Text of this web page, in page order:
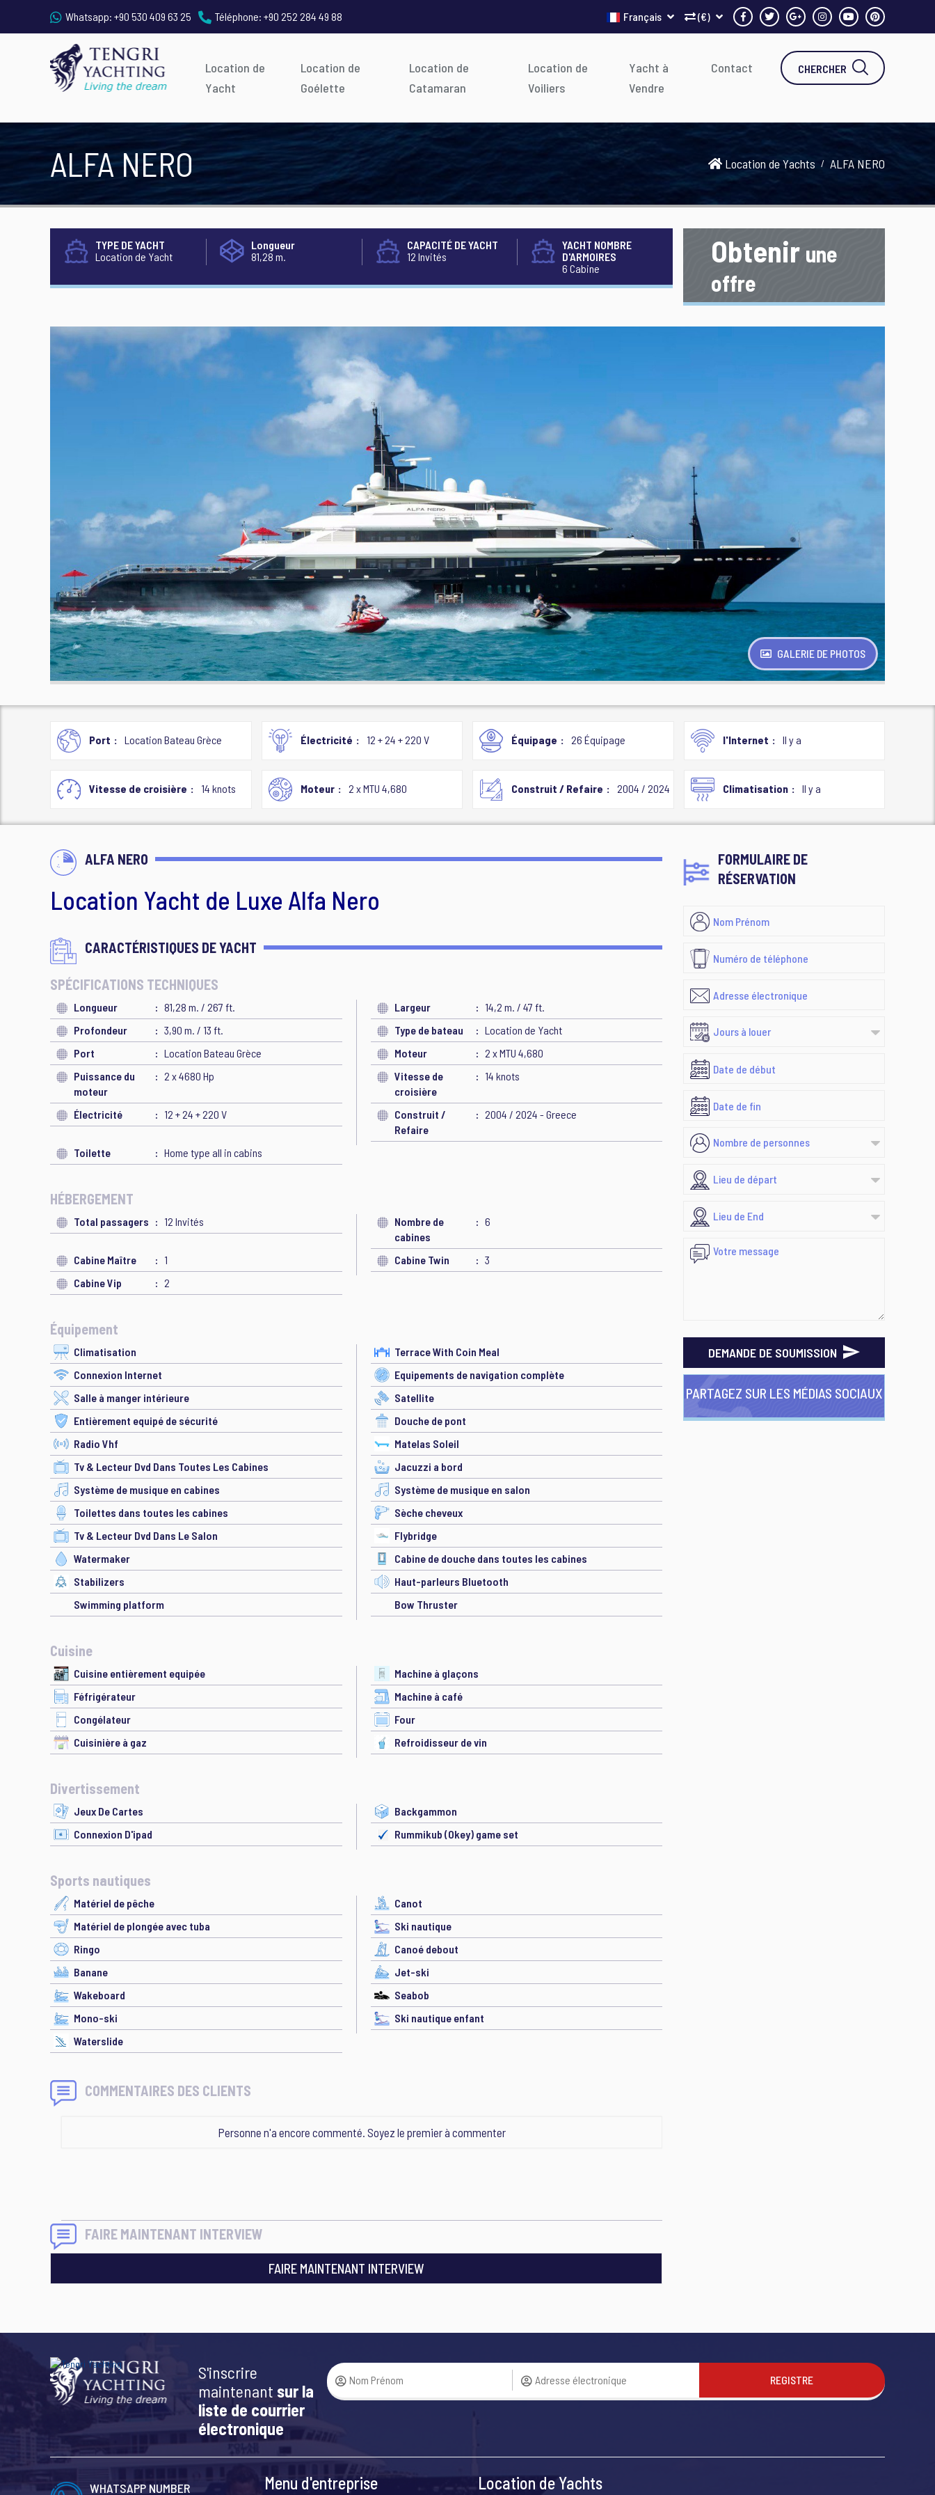
Whatsapp: +90 530 409 63 25 Téléphone: +90 252 284 49 88 (€)
Français
Location de
Yacht
Location de
Goélette
Location de
Catamaran
Location de
Voiliers
Yacht à
Vendre
Contact CHERCHER
ALFA NERO Location de Yachts ALFA NERO
TYPE DE YACHT
Location de Yacht
Longueur
81,28 m.
CAPACITÉ DE YACHT
12 Invités
YACHT NOMBRE
D'ARMOIRES
6 Cabine
Obtenir une
offre
GALERIE DE PHOTOS
Port Location Bateau Grèce Électricité 12 + 24 + 220 V Équipage 26 Équipage l'Internet Il y a
Vitesse de croisière 14 knots Moteur 2 x MTU 4,680 Construit / Refaire 2004 / 2024 Climatisation Il y a
ALFA NERO
Location Yacht de Luxe Alfa Nero
CARACTÉRISTIQUES DE YACHT
SPÉCIFICATIONS TECHNIQUES
Longueur 81,28 m. / 267 ft. Largeur
14,2 m. / 47 ft.
Profondeur
3,90 m. / 13 ft. Type de bateau
Location de Yacht
Port
Location Bateau Grèce Moteur
2 x MTU 4,680
Puissance du
moteur
2 x 4680 Hp
Vitesse de
croisière
14 knots
Électricité 12 + 24 + 220 V
Construit /
Refaire
2004 / 2024 - Greece
Toilette Home type all in cabins
HÉBERGEMENT
Total passagers 12 Invités
Nombre de
cabines
6
Cabine Maître 1 Cabine Twin
3
Cabine Vip
2
Équipement
Climatisation
Terrace With Coin Meal
Connexion Internet
Equipements de navigation complète
Salle à manger intérieure
Satellite
Entièrement equipé de sécurité
Douche de pont
Radio Vhf
Matelas Soleil
Tv & Lecteur Dvd Dans Toutes Les Cabines
Jacuzzi a bord
Système de musique en cabines
Système de musique en salon
Toilettes dans toutes les cabines
Sèche cheveux
Tv & Lecteur Dvd Dans Le Salon
Flybridge
Watermaker
Cabine de douche dans toutes les cabines
Stabilizers
Haut-parleurs Bluetooth
Swimming platform
Bow Thruster
Cuisine
Cuisine entièrement equipée
Machine à glaçons
Féfrigérateur
Machine à café
Congélateur
Four
Cuisinière à gaz
Refroidisseur de vin
Divertissement
Jeux De Cartes
Backgammon
Connexion D'ipad
Rummikub (Okey) game set
Sports nautiques
Matériel de pêche
Canot
Matériel de plongée avec tuba
Ski nautique
Ringo
Canoé debout
Banane
Jet-ski
Wakeboard
Seabob
Mono-ski
Ski nautique enfant
Waterslide
COMMENTAIRES DES CLIENTS
Personne n'a encore commenté. Soyez le premier à commenter
FAIRE MAINTENANT INTERVIEW
FAIRE MAINTENANT INTERVIEW
FORMULAIRE DE
RÉSERVATION
DEMANDE DE SOUMISSION
PARTAGEZ SUR LES MÉDIAS SOCIAUX
S'inscrire
maintenant sur la
liste de courrier
électronique
REGISTRE
WHATSAPP NUMBER Menu d'entreprise Location de Yachts